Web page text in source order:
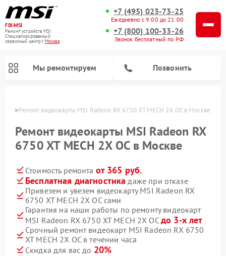
FIX-MSI
Ремонт устройств MSI
Специализированный
cервисный центр г.Москва
+7 (495) 023-73-25
Ежедневно с 9:00 до 21:00
+7 (800) 100-33-26
Звонок бесплатный по РФ
Мы ремонтируем Позвонить
Ремонт видеокарты MSI Radeon RX 6750 XT MECH 2X OC в Москве
Ремонт видеокарты MSI Radeon RX
6750 XT MECH 2X OC в Москве
Стоимость ремонта от 365 руб.
Бесплатная диагностика даже при отказе
Привезем и увезем видеокарту MSI Radeon RX
6750 XT MECH 2X OC сами
Гарантия на наши работы по ремонту видеокарт
MSI Radeon RX 6750 XT MECH 2X OCдо 3-х лет
Срочный ремонт видеокарт MSI Radeon RX 6750
XT MECH 2X OC в течении часа
Скидка для вас до 20%